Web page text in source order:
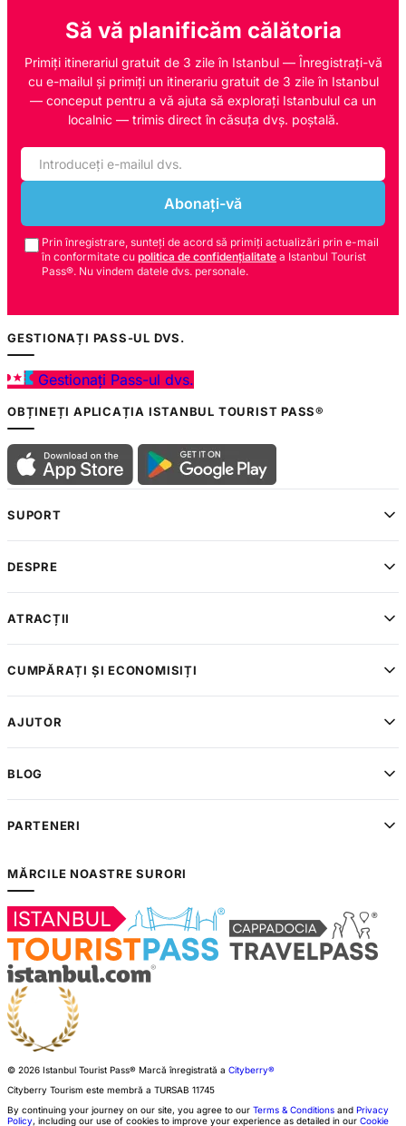
Să vă planificăm călătoria
Primiți itinerariul gratuit de 3 zile în Istanbul — Înregistrați-vă
cu e-mailul și primiți un itinerariu gratuit de 3 zile în Istanbul
— conceput pentru a vă ajuta să explorați Istanbulul ca un
localnic — trimis direct în căsuța dvș. poștală.
Abonați-vă
Prin înregistrare, sunteți de acord să primiți actualizări prin e-mail
în conformitate cu politica de confidențialitate a Istanbul Tourist
Pass®. Nu vindem datele dvs. personale.
GESTIONAȚI PASS-UL DVS.
Gestionați Pass-ul dvs.
OBȚINEȚI APLICAȚIA ISTANBUL TOURIST PASS®
SUPORT
DESPRE
ATRACȚII
CUMPĂRAȚI ȘI ECONOMISIȚI
AJUTOR
BLOG
PARTENERI
MĂRCILE NOASTRE SURORI
© 2026 Istanbul Tourist Pass® Marcă înregistrată a Cityberry®
Cityberry Tourism este membră a TURSAB 11745
By continuing your journey on our site, you agree to our Terms & Conditions and Privacy
Policy, including our use of cookies to improve your experience as detailed in our Cookie